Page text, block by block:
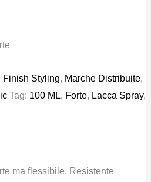
Finish Styling, Marche Distribuite,
Tag: 100 ML, Forte, Lacca Spray,
ma flessibile. Resistente